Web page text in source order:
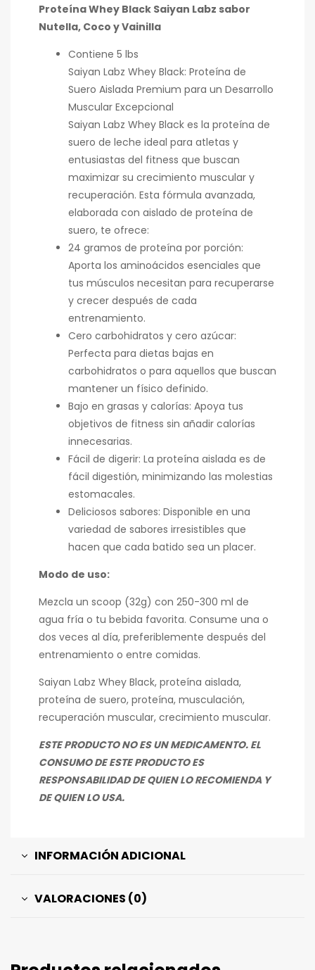
Proteína Whey Black Saiyan Labz sabor
Nutella, Coco y Vainilla
Contiene 5 lbs
Saiyan Labz Whey Black: Proteína de
Suero Aislada Premium para un Desarrollo
Muscular Excepcional
Saiyan Labz Whey Black es la proteína de
suero de leche ideal para atletas y
entusiastas del fitness que buscan
maximizar su crecimiento muscular y
recuperación. Esta fórmula avanzada,
elaborada con aislado de proteína de
suero, te ofrece:
24 gramos de proteína por porción:
Aporta los aminoácidos esenciales que
tus músculos necesitan para recuperarse
y crecer después de cada
entrenamiento.
Cero carbohidratos y cero azúcar:
Perfecta para dietas bajas en
carbohidratos o para aquellos que buscan
mantener un físico definido.
Bajo en grasas y calorías: Apoya tus
objetivos de fitness sin añadir calorías
innecesarias.
Fácil de digerir: La proteína aislada es de
fácil digestión, minimizando las molestias
estomacales.
Deliciosos sabores: Disponible en una
variedad de sabores irresistibles que
hacen que cada batido sea un placer.
Modo de uso:
Mezcla un scoop (32g) con 250-300 ml de
agua fría o tu bebida favorita. Consume una o
dos veces al día, preferiblemente después del
entrenamiento o entre comidas.
Saiyan Labz Whey Black, proteína aislada,
proteína de suero, proteína, musculación,
recuperación muscular, crecimiento muscular.
ESTE PRODUCTO NO ES UN MEDICAMENTO. EL
CONSUMO DE ESTE PRODUCTO ES
RESPONSABILIDAD DE QUIEN LO RECOMIENDA Y
DE QUIEN LO USA.
INFORMACIÓN ADICIONAL
VALORACIONES (0)